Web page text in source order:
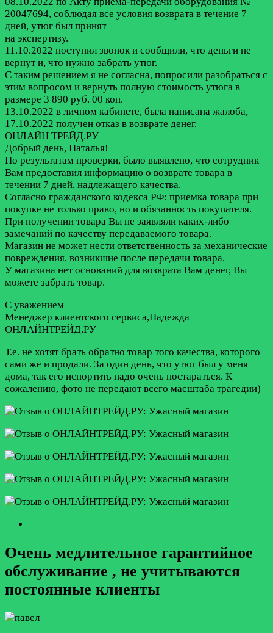
20047694, соблюдая все условия возврата в течение 7
дней, утюг был принят
на экспертизу.
11.10.2022 поступил звонок и сообщили, что деньги не
вернут и, что нужно забрать утюг.
С таким решением я не согласна, попросили разобраться с
этим вопросом и вернуть полную стоимость утюга в
размере 3 890 руб. 00 коп.
13.10.2022 в личном кабинете, была написана жалоба,
17.10.2022 получен отказ в возврате денег.
ОНЛАЙН ТРЕЙД.РУ
Добрый день, Наталья!
По результатам проверки, было выявлено, что сотрудник
Вам предоставил информацию о возврате товара в
течении 7 дней, надлежащего качества.
Согласно гражданского кодекса РФ: приемка товара при
покупке не только право, но и обязанность покупателя.
При получении товара Вы не заявляли каких-либо
замечаний по качеству передаваемого товара.
Магазин не может нести ответственность за механические
повреждения, возникшие после передачи товара.
У магазина нет оснований для возврата Вам денег, Вы
можете забрать товар.
С уважением
Менеджер клиентского сервиса,Надежда
ОНЛАЙНТРЕЙД.РУ
Т.е. не хотят брать обратно товар того качества, которого
сами же и продали. За один день, что утюг был у меня
дома, так его испортить надо очень постараться. К
сожалению, фото не передают всего масштаба трагедии)
Очень медлительное гарантийное
обслуживание , не учитываются
постоянные клиенты